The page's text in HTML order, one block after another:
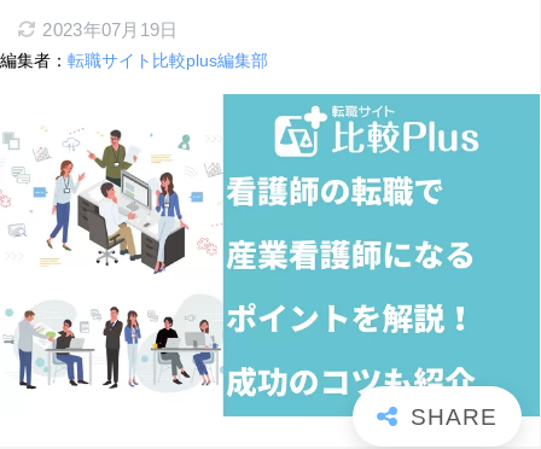
2023年07月19日
編集者： 転職サイト比較plus編集部